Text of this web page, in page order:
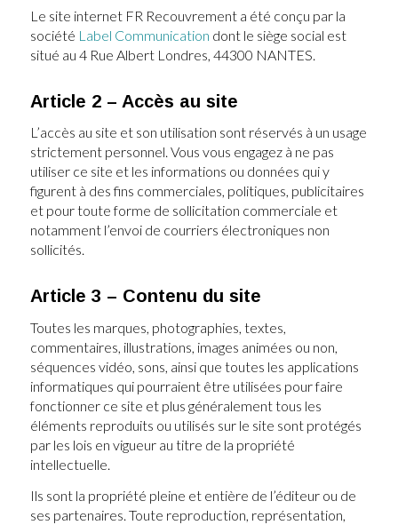
Le site internet FR Recouvrement a été conçu par la
société Label Communication dont le siège social est
situé au 4 Rue Albert Londres, 44300 NANTES.
Article 2 – Accès au site
L’accès au site et son utilisation sont réservés à un usage
strictement personnel. Vous vous engagez à ne pas
utiliser ce site et les informations ou données qui y
figurent à des fins commerciales, politiques, publicitaires
et pour toute forme de sollicitation commerciale et
notamment l’envoi de courriers électroniques non
sollicités.
Article 3 – Contenu du site
Toutes les marques, photographies, textes,
commentaires, illustrations, images animées ou non,
séquences vidéo, sons, ainsi que toutes les applications
informatiques qui pourraient être utilisées pour faire
fonctionner ce site et plus généralement tous les
éléments reproduits ou utilisés sur le site sont protégés
par les lois en vigueur au titre de la propriété
intellectuelle.
Ils sont la propriété pleine et entière de l’éditeur ou de
ses partenaires. Toute reproduction, représentation,